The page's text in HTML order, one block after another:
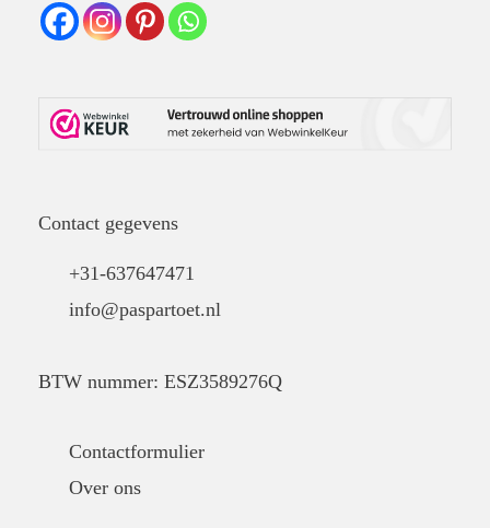
Contact gegevens
+31-637647471
info@paspartoet.nl
BTW nummer: ESZ3589276Q
Contactformulier
Over ons